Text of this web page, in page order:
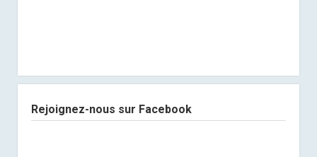
Rejoignez-nous sur Facebook